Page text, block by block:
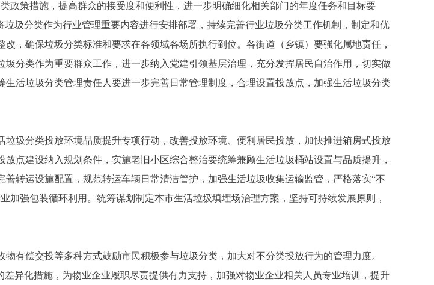
政策措施，提高群众的接受度和便利性，进一步明确细化相关部门的年度任务和目标要
圾分类作为行业管理重要内容进行安排部署，持续完善行业垃圾分类工作机制，制定和优
，确保垃圾分类标准和要求在各领域各场所执行到位。各街道（乡镇）要强化属地责任，
分类作为重要群众工作，进一步纳入党建引领基层治理，充分发挥居民自治作用，切实做
活垃圾分类管理责任人要进一步完善日常管理制度，合理设置投放点，加强生活垃圾分类
分类投放环境品质提升专项行动，改善投放环境、便利居民投放，加快推进箱房式投放
点建设纳入规划条件，实施老旧小区综合整治要统筹兼顾生活垃圾桶站设置与品质提升，
转运设施配置，规范转运车辆日常清洁管护，加强生活垃圾收集运输监管，严格落实“不
强包装循环利用。统筹谋划制定本市生活垃圾填埋场治理方案，坚持可持续发展原则，
偿交投等多种方式鼓励市民积极参与垃圾分类，加大对不分类投放行为的管理力度。
异化措施，为物业企业履职尽责提供有力支持，加强对物业企业相关人员专业培训，提升